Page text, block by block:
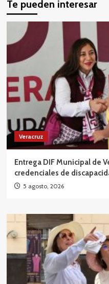
Te pueden interesar
Veracruz
Entrega DIF Municipal de
credenciales de
5 agosto, 2026